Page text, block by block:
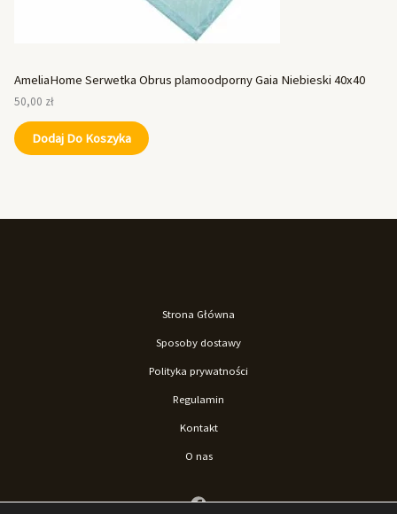
AmeliaHome Serwetka Obrus plamoodporny Gaia Niebieski 40x40
50,00 zł
Dodaj Do Koszyka
Strona Główna
Sposoby dostawy
Polityka prywatności
Regulamin
Kontakt
O nas